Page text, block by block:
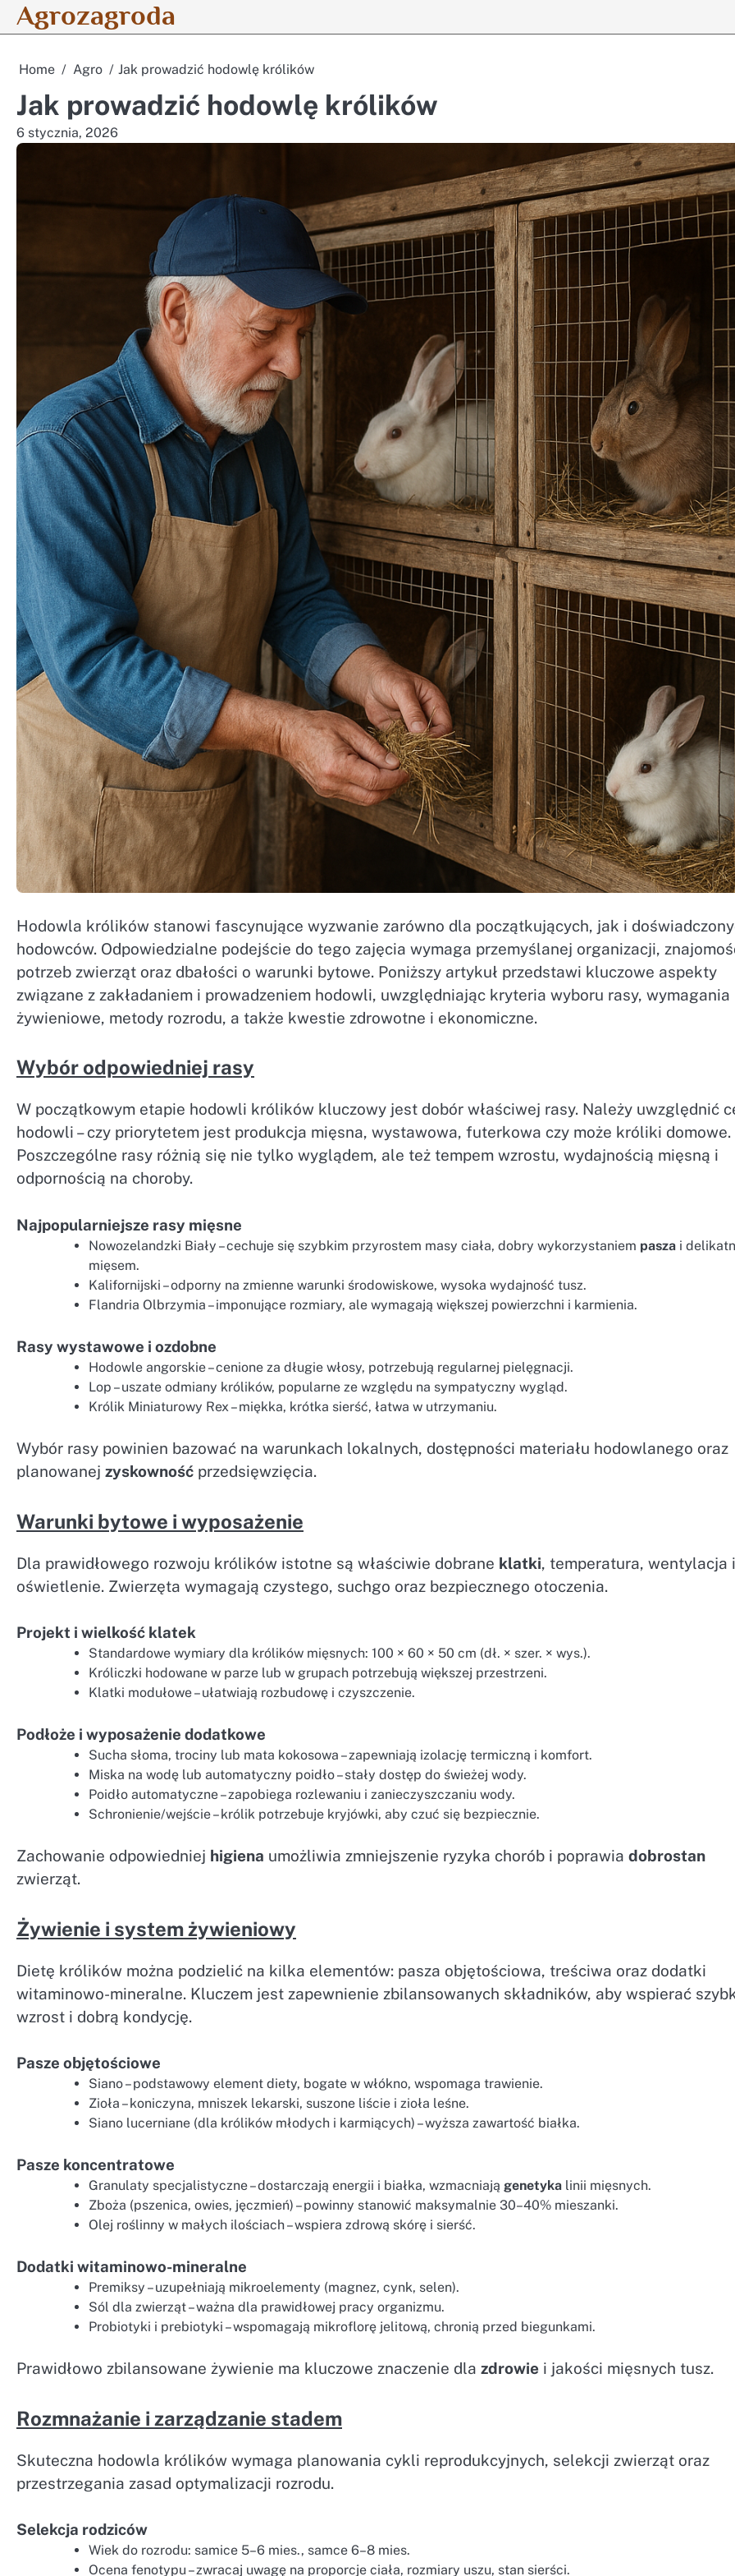
SkipAgrozagroda
Home Agro Jak prowadzić hodowlę królików
Jak prowadzić hodowlę królików
6 stycznia, 2026
Hodowla królików stanowi fascynujące wyzwanie zarówno dla początkujących, jak i
hodowców. Odpowiedzialne podejście do tego zajęcia wymaga przemyślanej organizacji,
potrzeb zwierząt oraz dbałości o warunki bytowe. Poniższy artykuł przedstawi kluczowe aspekty
związane z zakładaniem i prowadzeniem hodowli, uwzględniając kryteria wyboru rasy, wymagania
żywieniowe, metody rozrodu, a także kwestie zdrowotne i ekonomiczne.
Wybór odpowiedniej rasy
W początkowym etapie hodowli królików kluczowy jest dobór właściwej rasy. Należy uwzględnić
hodowli – czy priorytetem jest produkcja mięsna, wystawowa, futerkowa czy może króliki domowe.
Poszczególne rasy różnią się nie tylko wyglądem, ale też tempem wzrostu, wydajnością mięsną i
odpornością na choroby.
Najpopularniejsze rasy mięsne
Nowozelandzki Biały – cechuje się szybkim przyrostem masy ciała, dobry wykorzystaniem pasza i
mięsem.
Kalifornijski – odporny na zmienne warunki środowiskowe, wysoka wydajność tusz.
Flandria Olbrzymia – imponujące rozmiary, ale wymagają większej powierzchni i karmienia.
Rasy wystawowe i ozdobne
Hodowle angorskie – cenione za długie włosy, potrzebują regularnej pielęgnacji.
Lop – uszate odmiany królików, popularne ze względu na sympatyczny wygląd.
Królik Miniaturowy Rex – miękka, krótka sierść, łatwa w utrzymaniu.
Wybór rasy powinien bazować na warunkach lokalnych, dostępności materiału hodowlanego oraz
planowanej zyskowność przedsięwzięcia.
Warunki bytowe i wyposażenie
Dla prawidłowego rozwoju królików istotne są właściwie dobrane klatki, temperatura, wentylacja i
oświetlenie. Zwierzęta wymagają czystego, suchgo oraz bezpiecznego otoczenia.
Projekt i wielkość klatek
Standardowe wymiary dla królików mięsnych: 100 × 60 × 50 cm (dł. × szer. × wys.).
Króliczki hodowane w parze lub w grupach potrzebują większej przestrzeni.
Klatki modułowe – ułatwiają rozbudowę i czyszczenie.
Podłoże i wyposażenie dodatkowe
Sucha słoma, trociny lub mata kokosowa – zapewniają izolację termiczną i komfort.
Miska na wodę lub automatyczny poidło – stały dostęp do świeżej wody.
Poidło automatyczne – zapobiega rozlewaniu i zanieczyszczaniu wody.
Schronienie/wejście – królik potrzebuje kryjówki, aby czuć się bezpiecznie.
Zachowanie odpowiedniej higiena umożliwia zmniejszenie ryzyka chorób i poprawia dobrostan
zwierząt.
Żywienie i system żywieniowy
Dietę królików można podzielić na kilka elementów: pasza objętościowa, treściwa oraz dodatki
witaminowo-mineralne. Kluczem jest zapewnienie zbilansowanych składników, aby wspierać
wzrost i dobrą kondycję.
Pasze objętościowe
Siano – podstawowy element diety, bogate w włókno, wspomaga trawienie.
Zioła – koniczyna, mniszek lekarski, suszone liście i zioła leśne.
Siano lucerniane (dla królików młodych i karmiących) – wyższa zawartość białka.
Pasze koncentratowe
Granulaty specjalistyczne – dostarczają energii i białka, wzmacniają genetyka linii mięsnych.
Zboża (pszenica, owies, jęczmień) – powinny stanowić maksymalnie 30–40% mieszanki.
Olej roślinny w małych ilościach – wspiera zdrową skórę i sierść.
Dodatki witaminowo-mineralne
Premiksy – uzupełniają mikroelementy (magnez, cynk, selen).
Sól dla zwierząt – ważna dla prawidłowej pracy organizmu.
Probiotyki i prebiotyki – wspomagają mikroflorę jelitową, chronią przed biegunkami.
Prawidłowo zbilansowane żywienie ma kluczowe znaczenie dla zdrowie i jakości mięsnych tusz.
Rozmnażanie i zarządzanie stadem
Skuteczna hodowla królików wymaga planowania cykli reprodukcyjnych, selekcji zwierząt oraz
przestrzegania zasad optymalizacji rozrodu.
Selekcja rodziców
Wiek do rozrodu: samice 5–6 mies., samce 6–8 mies.
Ocena fenotypu – zwracaj uwagę na proporcje ciała, rozmiary uszu, stan sierści.